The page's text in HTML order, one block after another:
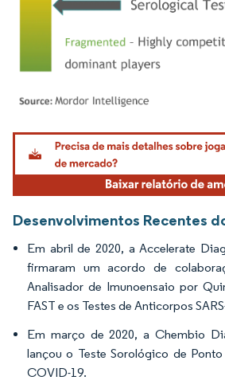
Imagem © Mordor Intelligence. O reuso requer
Desenvolvimentos Recentes
Em abril de 2020, a Accelerate
firmaram um acordo de
Analisador de Imunoensaio por
FAST e os Testes de Anticorpos
Em março de 2020, a Chembio
lançou o Teste Sorológico de
COVID-19.